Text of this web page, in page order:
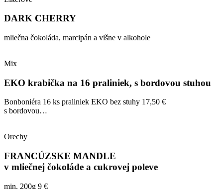
DARK CHERRY
mliečna čokoláda, marcipán a višne v alkohole
Mix
EKO krabička na 16 praliniek, s bordovou stuhou
Bonboniéra 16 ks praliniek EKO bez stuhy 17,50 €
s bordovou…
Orechy
FRANCÚZSKE MANDLE
v mliečnej čokoláde a cukrovej poleve
min. 200g 9 €